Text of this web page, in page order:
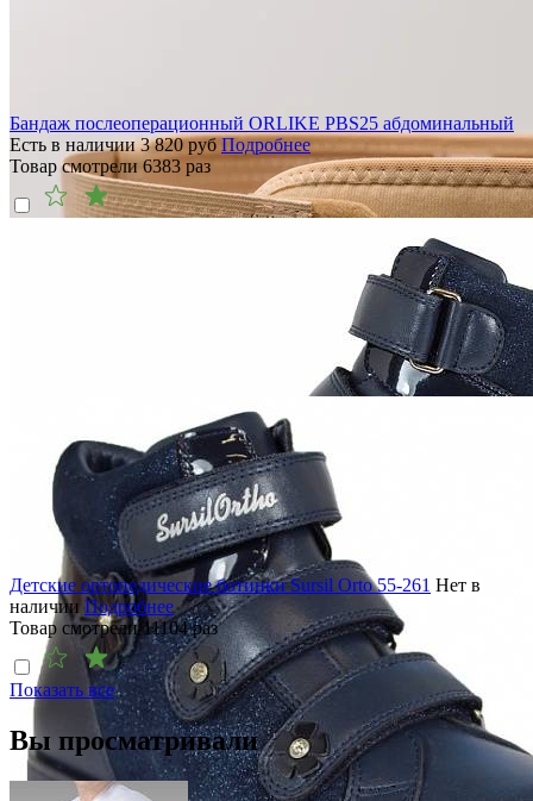
Бандаж послеоперационный ORLIKE PBS25 абдоминальный
Есть в наличии 3 820руб Подробнее
Товар смотрели 6383 раз
Детские ортопедические ботинки Sursil Orto 55-261 Нет в
наличии Подробнее
Товар смотрели11104раз
Показать все
Вы просматривали